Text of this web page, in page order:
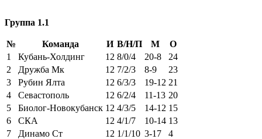
Группа 1.1
№ Команда И В/Н/П М
О
1
Кубань-Холдинг 12 8/0/4 20-8
24
2
Дружба Мк 12 7/2/3 8-9
23
3
Рубин Ялта 12 6/3/3 19-12 21
4
Севастополь 12 6/2/4 11-13 20
5
Биолог-Новокубанск 12 4/3/5 14-12 15
6
СКА 12 4/1/7 10-14 13
7
Динамо Ст 12 1/1/10 3-17 4